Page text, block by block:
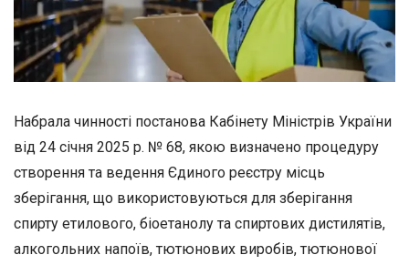
Набрала чинності постанова Кабінету Міністрів України
від 24 січня 2025 р. № 68, якою визначено процедуру
створення та ведення Єдиного реєстру місць
зберігання, що використовуються для зберігання
спирту етилового, біоетанолу та спиртових дистилятів,
алкогольних напоїв, тютюнових виробів, тютюнової